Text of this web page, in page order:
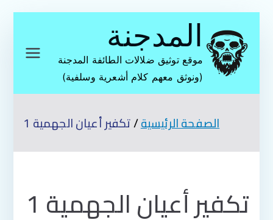
المحتوى
المدجنة
موقع توثيق ضلالات الطائفة المدجنة
(ونوثق معهم كلام أشعرية وسلفية)
الصفحة الرئيسية تكفير أعيان الجهمية 1
تكفير أعيان الجهمية 1